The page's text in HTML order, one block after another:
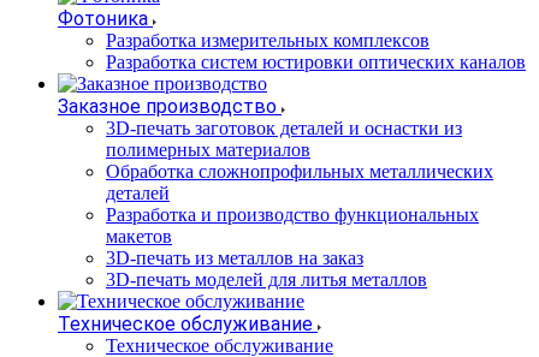
Фотоника
Разработка измерительных комплексов
Разработка систем юстировки оптических каналов
Заказное производство
3D-печать заготовок деталей и оснастки из
полимерных материалов
Обработка сложнопрофильных металлических
деталей
Разработка и производство функциональных
макетов
3D-печать из металлов на заказ
3D-печать моделей для литья металлов
Техническое обслуживание
Техническое обслуживание